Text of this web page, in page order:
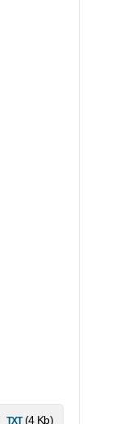
txt(4 Kb)